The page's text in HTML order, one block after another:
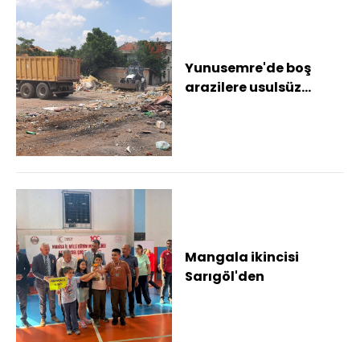
Yunusemre'de boş
arazilere usulsüz
Mangala ikincisi
Sarıgöl'den